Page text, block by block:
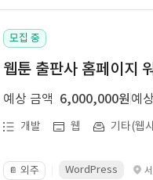
모집 중
웹툰 출판사 홈페이지
예상 금액 6,000,000원 예
개발 웹 기타(웹
📔 외주 WordPress